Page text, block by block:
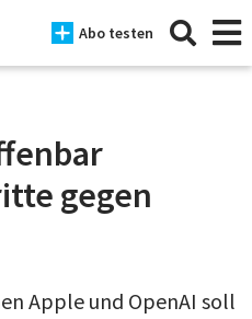
Abo testen
gegen
Apple und OpenAI soll